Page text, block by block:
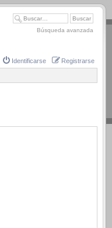
Búsqueda avanzada
Identificarse Registrarse